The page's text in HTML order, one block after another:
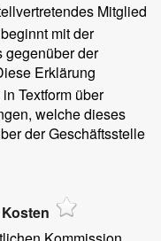
Mitglied
mit der
gegenüber der
Erklärung
Textform über
welche dieses
der Geschäftsstelle